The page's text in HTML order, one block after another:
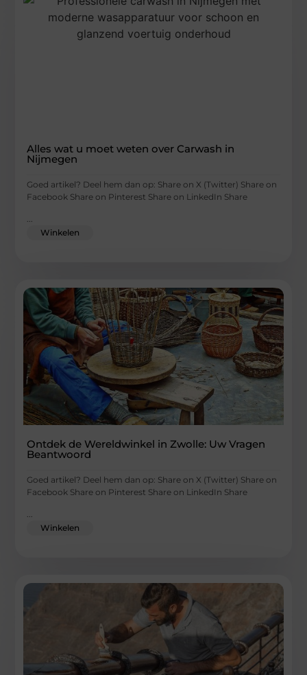
Alles wat u moet weten over Carwash in
Nijmegen
Goed artikel? Deel hem dan op: Share on X (Twitter) Share on
Facebook Share on Pinterest Share on LinkedIn Share
...
Winkelen
Ontdek de Wereldwinkel in Zwolle: Uw Vragen
Beantwoord
Goed artikel? Deel hem dan op: Share on X (Twitter) Share on
Facebook Share on Pinterest Share on LinkedIn Share
...
Winkelen